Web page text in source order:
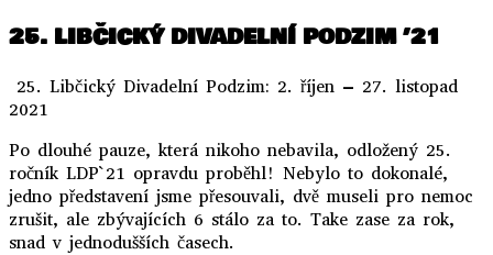
25. LIBČICKÝ DIVADELNÍ PODZIM ’21
25. Libčický Divadelní Podzim: 2. říjen – 27. listopad
2021
Po dlouhé pauze, která nikoho nebavila, odložený 25.
ročník LDP`21 opravdu proběhl! Nebylo to dokonalé,
jedno představení jsme přesouvali, dvě museli pro nemoc
zrušit, ale zbývajících 6 stálo za to. Take zase za rok,
snad v jednodušších časech.